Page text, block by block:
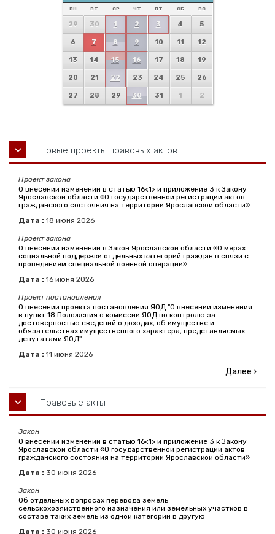
ПН ВТ СР ЧТ ПТ СБ ВС
29 30 1 2 3 4 5
6 7 8 9 10 11 12
13 14 15 16 17 18 19
20 21 22 23 24 25 26
27 28 29 30 31 1 2
Новые проекты правовых актов
Проект закона
О внесении изменений в статью 16<1> и приложение 3 к Закону
Ярославской области «О государственной регистрации актов
гражданского состояния на территории Ярославской области»
Дата : 18 июня 2026
Проект закона
О внесении изменений в Закон Ярославской области «О мерах
социальной поддержки отдельных категорий граждан в связи с
проведением специальной военной операции»
Дата : 16 июня 2026
Проект постановления
О внесении проекта постановления ЯОД "О внесении изменения
в пункт 18 Положения о комиссии ЯОД по контролю за
достоверностью сведений о доходах, об имуществе и
обязательствах имущественного характера, представляемых
депутатами ЯОД"
Дата : 11 июня 2026
Далее
Правовые акты
Закон
О внесении изменений в статью 16<1> и приложение 3 к Закону
Ярославской области «О государственной регистрации актов
гражданского состояния на территории Ярославской области»
Дата : 30 июня 2026
Закон
Об отдельных вопросах перевода земель
сельскохозяйственного назначения или земельных участков в
составе таких земель из одной категории в другую
Дата : 30 июня 2026